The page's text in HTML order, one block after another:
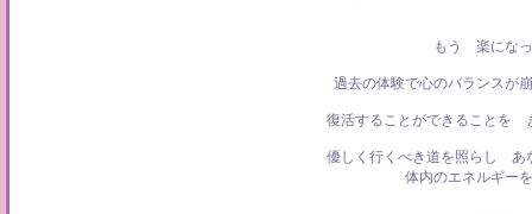
もう 楽にな
過去の体験で心のバランスが
復活することができることを
優しく行くべき道を照らし あ
体内のエネルギー